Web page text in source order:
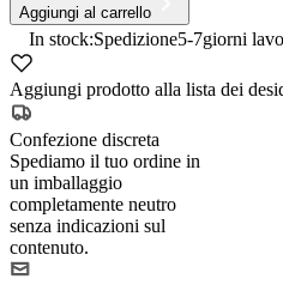
Aggiungi al carrello
In stock:Spedizione5-7giorni
Aggiungi prodotto alla lista dei
Confezione discreta
Spediamo il tuo ordine in
un imballaggio
completamente neutro
senza indicazioni sul
contenuto.